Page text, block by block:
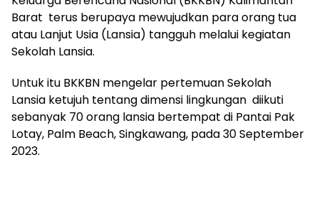
Barat terus berupaya mewujudkan para orang tua
atau Lanjut Usia (Lansia) tangguh melalui kegiatan
Sekolah Lansia.
Untuk itu BKKBN mengelar pertemuan Sekolah
Lansia ketujuh tentang dimensi lingkungan diikuti
sebanyak 70 orang lansia bertempat di Pantai Pak
Lotay, Palm Beach, Singkawang, pada 30 September
2023.